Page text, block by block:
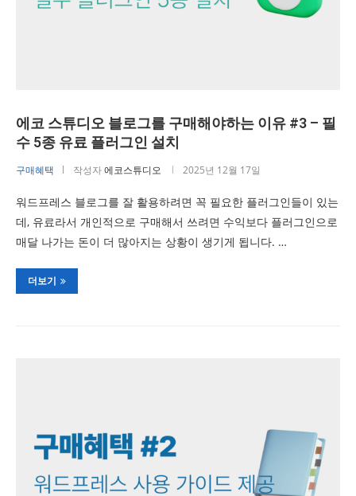
에코 스튜디오 블로그를 구매해야하는 이유 #3 – 필
수 5종 유료 플러그인 설치
구매혜택 작성자에코스튜디오 2025년 12월 17일
워드프레스 블로그를 잘 활용하려면 꼭 필요한 플러그인들이 있는
데, 유료라서 개인적으로 구매해서 쓰려면 수익보다 플러그인으로
매달 나가는 돈이 더 많아지는 상황이 생기게 됩니다. …
더보기